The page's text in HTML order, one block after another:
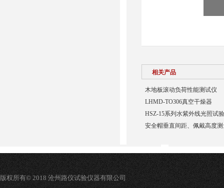
相关产品
木地板滚动负荷性能测试仪
LHMD-TO306真空干燥器
HSZ-15系列水紫外线光照试
安全帽垂直间距、佩戴高度
版权所有© 2018 沧州路仪试验仪器有限公司